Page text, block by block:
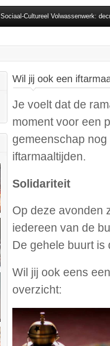
Sociaal-Cultureel Volwassenwerk:
Wil jij ook een
Je voelt dat de
moment voor een
gemeenschap
iftarmaaltijden.
Solidariteit
Op deze avonden
iedereen van de
De gehele buurt
Wil jij ook eens
overzicht: